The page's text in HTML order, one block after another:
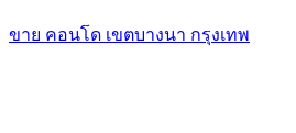
ขาย คอนโด เขตบางนา กรุงเทพ